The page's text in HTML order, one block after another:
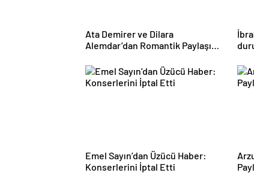
Ata Demirer ve Dilara
Alemdar’dan Romantik Paylaşım:
Emel Sayın’dan Üzücü Haber:
Konserlerini İptal Etti